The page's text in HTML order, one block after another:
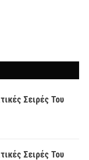
Σειρές Του
Σειρές Του